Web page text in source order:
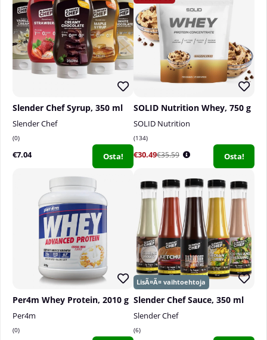
Slender Chef Syrup, 350 ml
Slender Chef
0
€7.04 Osta!
SOLID Nutrition Whey, 750 g
SOLID Nutrition
134
€30.49€35.59 Osta!
Per4m Whey Protein, 2010 g
Per4m
0
Slender Chef Sauce, 350 ml
Slender Chef
6